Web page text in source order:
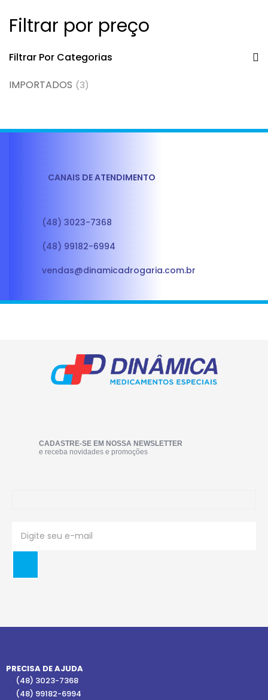
Filtrar por preço
Filtrar Por Categorias
IMPORTADOS (3)
CANAIS DE ATENDIMENTO
(48) 3023-7368
(48) 99182-6994
vendas@dinamicadrogaria.com.br
CADASTRE-SE EM NOSSA NEWSLETTER
e receba novidades e promoções
PRECISA DE AJUDA
(48) 3023-7368
(48) 99182-6994